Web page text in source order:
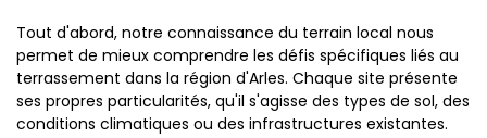
Tout d'abord, notre connaissance du terrain local nous
permet de mieux comprendre les défis spécifiques liés au
terrassement dans la région d'Arles. Chaque site présente
ses propres particularités, qu'il s'agisse des types de sol, des
conditions climatiques ou des infrastructures existantes.